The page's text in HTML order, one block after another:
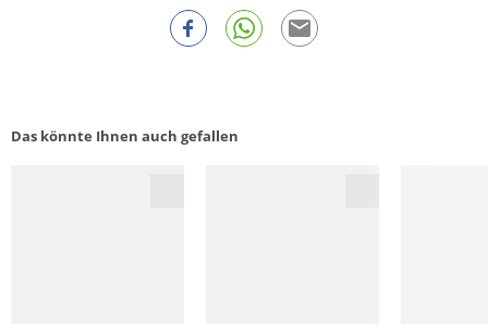
Das könnte Ihnen auch gefallen